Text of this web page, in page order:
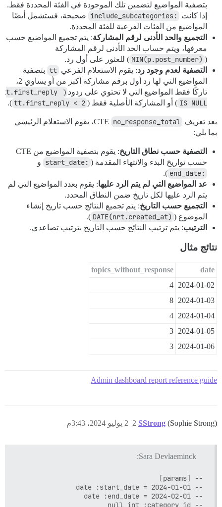
بتصفية المواضيع لتضمين تلك الموجودة في الفئة المحددة فقط.
إذا كانت
:include_subcategories
صحيحة، فستشمل أيضًا
المواضيع من الفئات الفرعية للفئة المحددة.
التجميع والحد الأدنى لرقم المشاركة: يتم تجميع المواضيع حسب
معرفها، ويتم حساب الحد الأدنى لرقم المشاركة
(
MIN(p.post_number) ) للعثور على أول رد.
التصفية لعدم وجود رد: يقوم الاستعلام الفرعي tt بتصفية
المواضيع التي لها رد أول برقم مشاركة أكبر من أو يساوي 2،
تاركًا فقط المواضيع التي لا تحتوي على ردود (
tt.first_reply
IS NULL ) أو المشاركة الأصلية فقط ( tt.first_reply < 2
).
بعد تعريف CTE no_response_total
، يقوم الاستعلام الرئيسي
بما يلي:
التصفية حسب نطاق التاريخ
: يقوم بتصفية المواضيع من CTE
حسب تواريخ البدء والانتهاء المقدمة ( :start_date و
:end_date
).
عد المواضيع التي لم يتم الرد عليها: يقوم بعدد المواضيع التي لم
يتم الرد عليها لكل تاريخ ضمن النطاق المحدد.
التجميع حسب التاريخ: يتم تجميع النتائج حسب تاريخ إنشاء
الموضوع ( DATE(nrt.created_at)
).
الترتيب: يتم ترتيب النتائج حسب التاريخ بترتيب تصاعدي.
نتائج مثال
date
topics_without_response
2024-01-02
4
2024-01-03
8
2024-01-04
4
2024-01-05
3
2024-01-06
3
Admin dashboard report reference guide
SStrong (Sophie Strong) 2 يوليو 2024، 3:43م 2
Sara Devlaeminck: